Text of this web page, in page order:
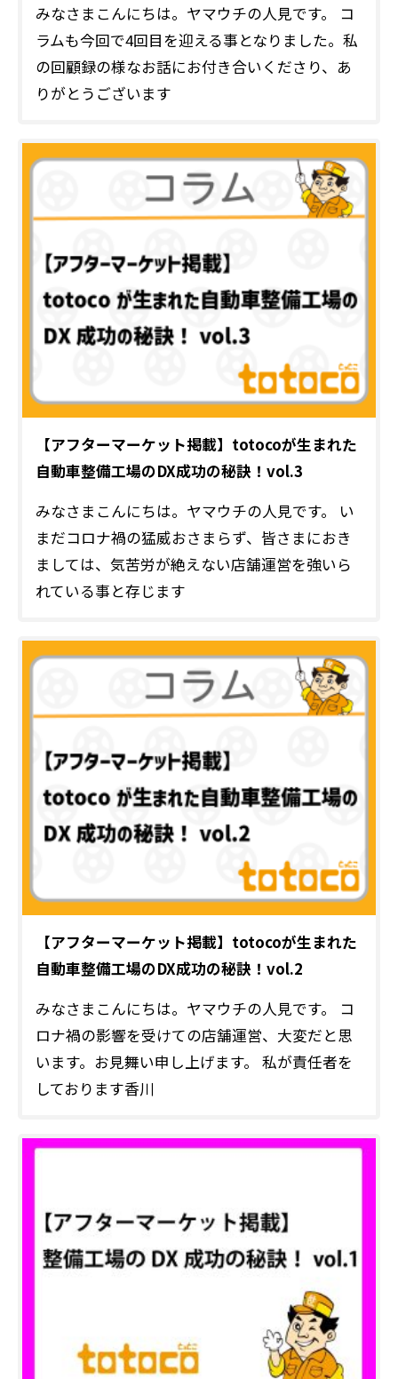
みなさまこんにちは。ヤマウチの人見です。 コ
ラムも今回で4回目を迎える事となりました。私
の回顧録の様なお話にお付き合いくださり、あ
りがとうございます
【アフターマーケット掲載】totocoが生まれた
自動車整備工場のDX成功の秘訣！vol.3
みなさまこんにちは。ヤマウチの人見です。 い
まだコロナ禍の猛威おさまらず、皆さまにおき
ましては、気苦労が絶えない店舗運営を強いら
れている事と存じます
【アフターマーケット掲載】totocoが生まれた
自動車整備工場のDX成功の秘訣！vol.2
みなさまこんにちは。ヤマウチの人見です。 コ
ロナ禍の影響を受けての店舗運営、大変だと思
います。お見舞い申し上げます。 私が責任者を
しております香川